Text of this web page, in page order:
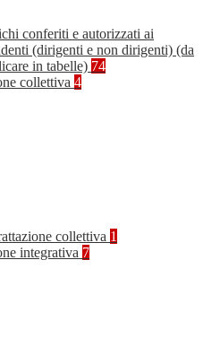
conferiti e autorizzati ai
(dirigenti e non dirigenti) (da
in tabelle) 74
collettiva 4
collettiva 1
integrativa 7